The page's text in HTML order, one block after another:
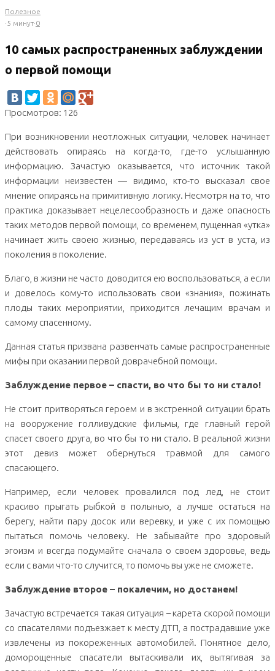
Полезное
· 5 минут·0
10 самых распространенных заблуждении
о первой помощи
Просмотров: 126
При возникновении неотложных ситуации, человек начинает
действовать опираясь на когда-то, где-то услышанную
информацию. Зачастую оказывается, что источник такой
информации неизвестен — видимо, кто-то высказал свое
мнение опираясь на примитивную логику. Несмотря на то, что
практика доказывает нецелесообразность и даже опасность
таких методов первой помощи, со временем, пущенная «утка»
начинает жить своею жизнью, передаваясь из уст в уста, из
поколения в поколение.
Благо, в жизни не часто доводится ею воспользоваться, а если
и довелось кому-то использовать свои «знания», пожинать
плоды таких мероприятии, приходится лечащим врачам и
самому спасенному.
Данная статья призвана развенчать самые распространенные
мифы при оказании первой доврачебной помощи.
Заблуждение первое – спасти, во что бы то ни стало!
Не стоит притворяться героем и в экстренной ситуации брать
на вооружение голливудские фильмы, где главный герой
спасет своего друга, во что бы то ни стало. В реальной жизни
этот девиз может обернуться травмой для самого
спасающего.
Например, если человек провалился под лед, не стоит
красиво прыгать рыбкой в полынью, а лучше остаться на
берегу, найти пару досок или веревку, и уже с их помощью
пытаться помочь человеку. Не забывайте про здоровый
эгоизм и всегда подумайте сначала о своем здоровье, ведь
если с вами что-то случится, то помочь вы уже не сможете.
Заблуждение второе – покалечим, но достанем!
Зачастую встречается такая ситуация – карета скорой помощи
со спасателями подъезжает к месту ДТП, а пострадавшие уже
извлечены из покореженных автомобилей. Понятное дело,
доморощенные спасатели вытаскивали их, вытягивая за